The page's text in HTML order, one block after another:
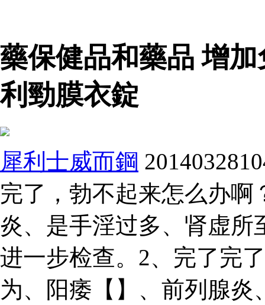
藥保健品和藥品 增
利勁膜衣錠
犀利士威而鋼
完了，勃不起来怎么办
炎、是手淫过多、肾虚所
进一步检查。2、完了完
为、阳痿【】、前列腺